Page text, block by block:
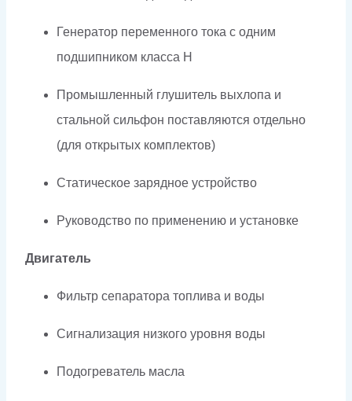
Генератор переменного тока с одним
подшипником класса H
Промышленный глушитель выхлопа и
стальной сильфон поставляются отдельно
(для открытых комплектов)
Статическое зарядное устройство
Руководство по применению и установке
Двигатель
Фильтр сепаратора топлива и воды
Сигнализация низкого уровня воды
Подогреватель масла